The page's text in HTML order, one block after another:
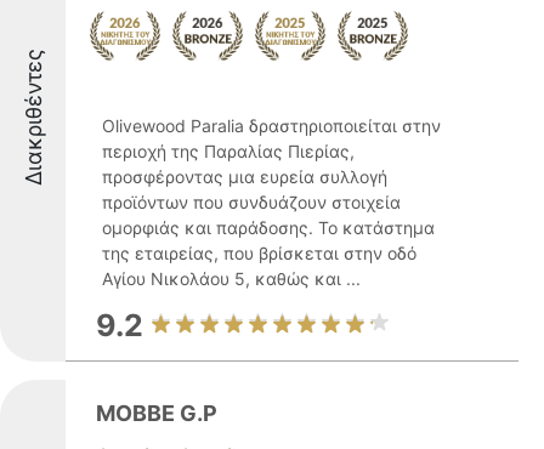
Διακριθέντες
Olivewood Paralia δραστηριοποιείται στην
περιοχή της Παραλίας Πιερίας,
προσφέροντας μια ευρεία συλλογή
προϊόντων που συνδυάζουν στοιχεία
ομορφιάς και παράδοσης. Το κατάστημα
της εταιρείας, που βρίσκεται στην οδό
Αγίου Νικολάου 5, καθώς και ...
9.2
MOBBE G.P